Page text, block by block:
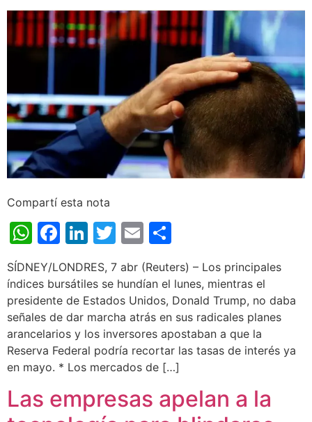
Compartí esta nota
WhatsApp
Facebook
LinkedIn
Twitter
Email
SÍDNEY/LONDRES, 7 abr (Reuters) – Los principales
índices bursátiles se hundían el lunes, mientras el
presidente de Estados Unidos, Donald Trump, no daba
señales de dar marcha atrás en sus radicales planes
arancelarios y los inversores apostaban a que la
Reserva Federal podría recortar las tasas de interés ya
en mayo. * Los mercados de […]
Las empresas apelan a la